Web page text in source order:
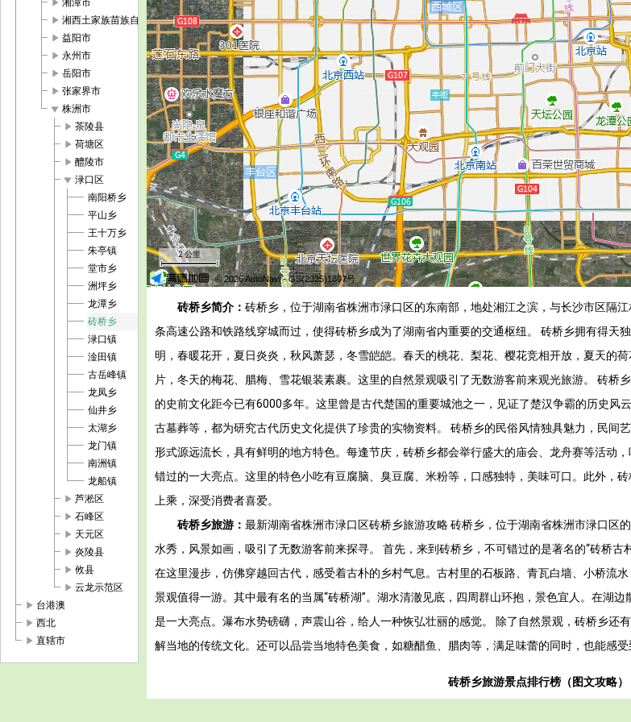
湘潭市
play_arrow 湘西土家族苗族自治州
play_arrow 益阳市
play_arrow 永州市
play_arrow 岳阳市
play_arrow 张家界市
play_arrow 株洲市
play_arrow 茶陵县
play_arrow 荷塘区
play_arrow 醴陵市
play_arrow 渌口区
南阳桥乡
平山乡
王十万乡
朱亭镇
堂市乡
洲坪乡
龙潭乡
砖桥乡
渌口镇
淦田镇
古岳峰镇
龙凤乡
仙井乡
太湖乡
龙门镇
南洲镇
龙船镇
play_arrow 芦淞区
play_arrow 石峰区
play_arrow 天元区
play_arrow 炎陵县
play_arrow 攸县
play_arrow 云龙示范区
play_arrow 台港澳
play_arrow 西北
play_arrow 直辖市
2 公里
© 2026 AutoNavi- GS(2025)1807号
砖桥乡简介： 砖桥乡，位于湖南省株洲市渌口区的东南部，地处湘江之滨，与长沙市区隔
条高速公路和铁路线穿城而过，使得砖桥乡成为了湖南省内重要的交通枢纽。 砖桥乡拥有得天
明，春暖花开，夏日炎炎，秋风萧瑟，冬雪皑皑。春天的桃花、梨花、樱花竞相开放，夏天的
片，冬天的梅花、腊梅、雪花银装素裹。这里的自然景观吸引了无数游客前来观光旅游。 砖桥
的史前文化距今已有6000多年。这里曾是古代楚国的重要城池之一，见证了楚汉争霸的历史风
古墓葬等，都为研究古代历史文化提供了珍贵的实物资料。 砖桥乡的民俗风情独具魅力，民间
形式源远流长，具有鲜明的地方特色。每逢节庆，砖桥乡都会举行盛大的庙会、龙舟赛等活动
错过的一大亮点。这里的特色小吃有豆腐脑、臭豆腐、米粉等，口感独特，美味可口。此外，
上乘，深受消费者喜爱。
砖桥乡旅游： 最新湖南省株洲市渌口区砖桥乡旅游攻略 砖桥乡，位于湖南省株洲市渌口区
水秀，风景如画，吸引了无数游客前来探寻。 首先，来到砖桥乡，不可错过的是著名的“砖桥古
在这里漫步，仿佛穿越回古代，感受着古朴的乡村气息。古村里的石板路、青瓦白墙、小桥流
景观值得一游。其中最有名的当属“砖桥湖”。湖水清澈见底，四周群山环抱，景色宜人。在湖
是一大亮点。瀑布水势磅礴，声震山谷，给人一种恢弘壮丽的感觉。 除了自然景观，砖桥乡还
解当地的传统文化。还可以品尝当地特色美食，如糖醋鱼、腊肉等，满足味蕾的同时，也能感受
砖桥乡旅游景点排行榜（图文攻略）